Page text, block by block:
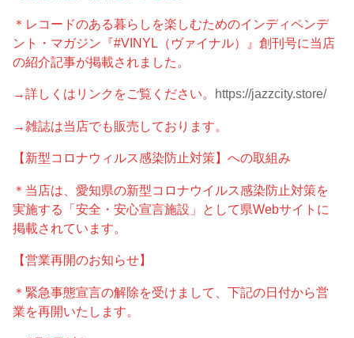
＊レコードのある暮らしを楽しむためのインディペンデ
ント・マガジン『#VINYL（ヴァイナル）』創刊号に当店
の紹介記事が掲載されました。
→詳しくはリンクをご覧ください。 https://jazzcity.store/
→雑誌は当店でも販売しております。
【新型コロナウィルス感染防止対策】への取組み
＊当店は、愛知県の新型コロナウイルス感染防止対策を
実施する「安全・安心宣言施設」として県Webサイトに
掲載されています。
【営業再開のお知らせ】
＊緊急事態宣言の解除を受けまして、下記の日付から営
業を再開いたします。